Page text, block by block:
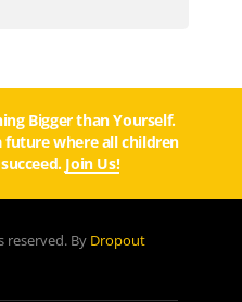
Bigger than Yourself.
future where all children
Join Us!
reserved. By Dropout